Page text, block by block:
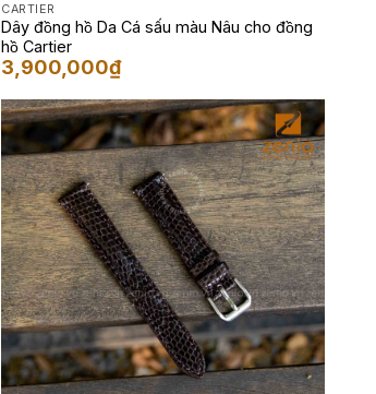
CARTIER
Dây đồng hồ Da Cá sấu màu Nâu cho đồng
hồ Cartier
3,900,000₫